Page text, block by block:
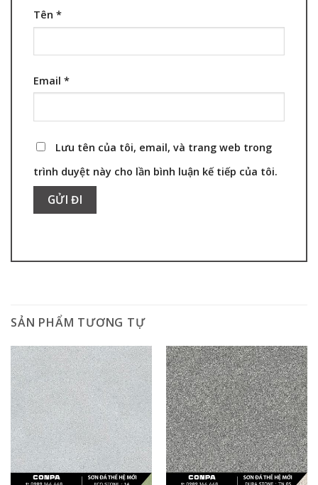
Tên *
Email *
Lưu tên của tôi, email, và trang web trong
trình duyệt này cho lần bình luận kế tiếp của tôi.
SẢN PHẨM TƯƠNG TỰ